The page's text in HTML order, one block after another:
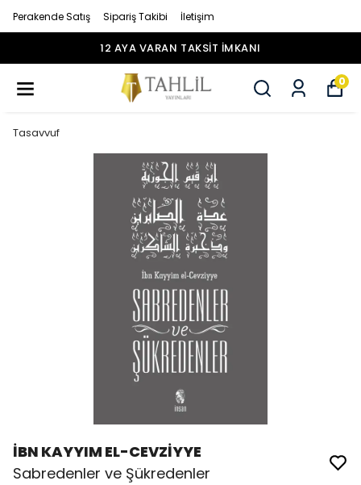
Perakende Satış Sipariş Takibi İletişim
12 AYA VARAN TAKSİT İMKANI
0
Tasavvuf
İBN KAYYIM EL-CEVZİYYE
Sabredenler ve Şükredenler